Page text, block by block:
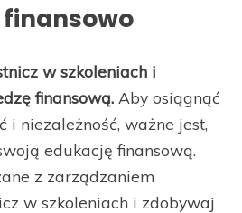
finansowo
w szkoleniach i
finansową. Aby osiągnąć
i niezależność, ważne jest,
edukację finansową.
z zarządzaniem
w szkoleniach i zdobywaj